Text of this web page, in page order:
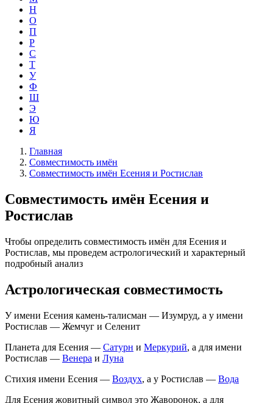
Н
О
П
Р
С
Т
У
Ф
Ш
Э
Ю
Я
Главная
Совместимость имён
Совместимость имён Есения и Ростислав
Совместимость имён Есения и
Ростислав
Чтобы определить совместимость имён для Есения и
Ростислав, мы проведем астрологический и характерный
подробный анализ
Астрологическая совместимость
У имени Есения камень-талисман — Изумруд, а у имени
Ростислав — Жемчуг и Селенит
Планета для Есения — Сатурн и Меркурий, а для имени
Ростислав — Венера и Луна
Стихия имени Есения — Воздух, а у Ростислав — Вода
Для Есения жовитный символ это Жаворонок, а для